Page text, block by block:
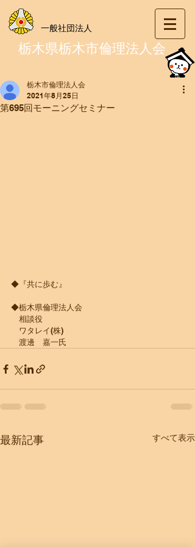
一般社団法人
栃木県栃木市倫理法人会
第695回モーニングセミナー
栃木市倫理法人会
2021年8月25日
◆『共に歩む』
◆栃木県倫理法人会
相談役
ワタレイ(株)
渡邊　嘉一氏
最新記事 すべて表示